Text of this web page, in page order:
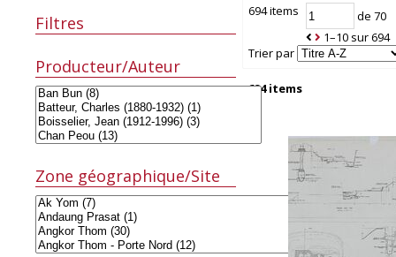
694 items
de 70
1–10 sur 694
Trier par
694 items
Filtres
Producteur/Auteur
Zone géographique/Site